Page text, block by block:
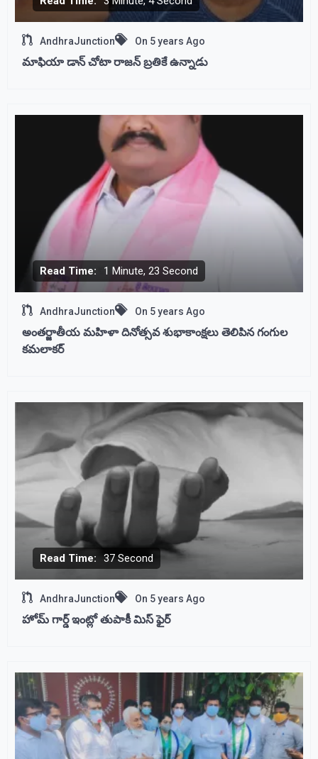
AndhraJunction On 5 years Ago
మాఫియా డాన్ చోటా రాజన్ బ్రతికే ఉన్నాడు
Read Time: 1 Minute, 23 Second
AndhraJunction On 5 years Ago
అంతర్జాతీయ మహిళా దినోత్సవ శుభాకాంక్షలు తెలిపిన గంగుల
కమలాకర్
Read Time: 37 Second
AndhraJunction On 5 years Ago
హోమ్ గార్డ్ ఇంట్లో తుపాకీ మిస్ ఫైర్